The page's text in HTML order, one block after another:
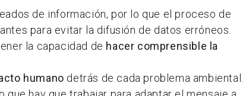
de información, por lo que el proceso de
para evitar la difusión de datos erróneos.
la capacidad de hacer comprensible la
humano detrás de cada problema ambiental.